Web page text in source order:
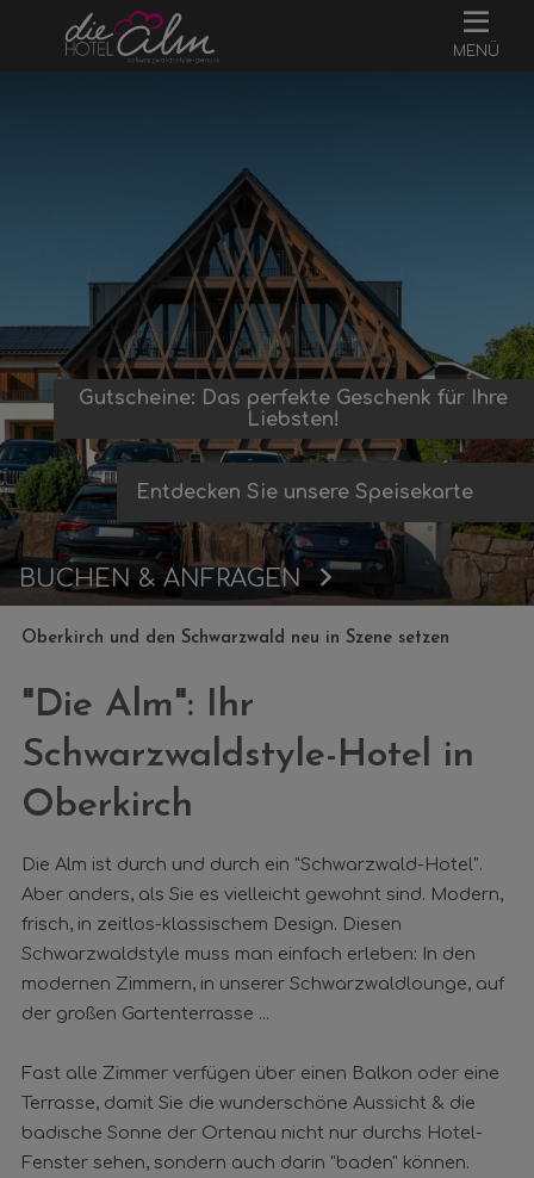
MENÜ
BUCHEN & ANFRAGEN Buchen
Gutscheine: Das perfekte Geschenk für Ihre
Liebsten!
Entdecken Sie unsere Speisekarte
Oberkirch und den Schwarzwald neu in Szene setzen
"Die Alm": Ihr
Schwarzwaldstyle-Hotel in
Oberkirch
Die Alm ist durch und durch ein "Schwarzwald-Hotel".
Aber anders, als Sie es vielleicht gewohnt sind. Modern,
frisch, in zeitlos-klassischem Design. Diesen
Schwarzwaldstyle muss man einfach erleben: In den
modernen Zimmern, in unserer Schwarzwaldlounge, auf
der großen Gartenterrasse ...
Fast alle Zimmer verfügen über einen Balkon oder eine
Terrasse, damit Sie die wunderschöne Aussicht & die
badische Sonne der Ortenau nicht nur durchs Hotel-
Fenster sehen, sondern auch darin "baden" können.